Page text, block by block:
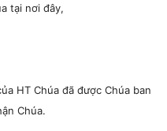
tại nơi đây,
HT Chúa đã được Chúa ban
Chúa.